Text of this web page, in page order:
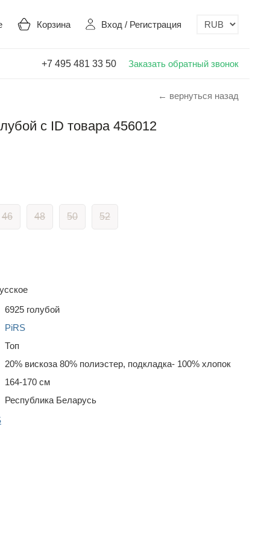
Корзина Вход / Регистрация
+7 495 481 33 50 Заказать обратный звонок
← вернуться назад
с ID товара 456012
46 48 50 52
6925 голубой
PiRS
Топ
20% вискоза 80% полиэстер, подкладка- 100% хлопок
164-170 см
Республика Беларусь